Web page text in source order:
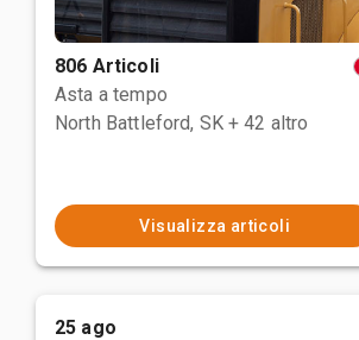
806 Articoli
Asta a tempo
North Battleford, SK + 42 altro
Visualizza articoli
25 ago